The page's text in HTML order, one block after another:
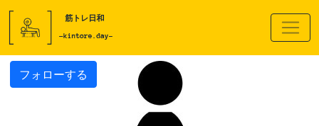
フォローする